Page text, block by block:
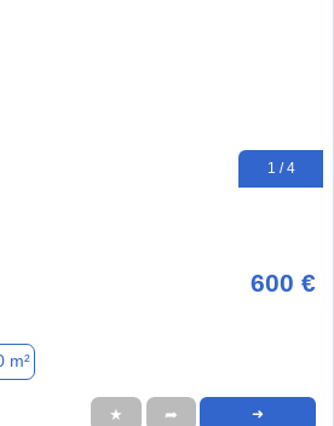
1 / 4
600 €
m²
★ ➦ ➜